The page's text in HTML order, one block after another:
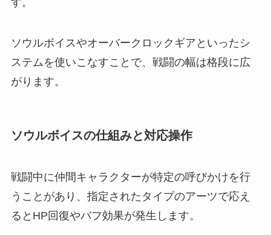
ソウルボイスやオーバークロックギアといったシ
ステムを使いこなすことで、戦闘の幅は格段に広
がります。
ソウルボイスの仕組みと対応操作
戦闘中に仲間キャラクターが特定の呼びかけを行
うことがあり、指定されたタイプのアーツで応え
るとHP回復やバフ効果が発生します。